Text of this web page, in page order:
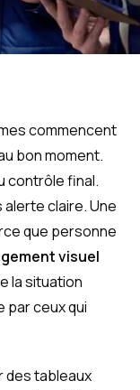
commencent
bon moment.
contrôle final.
alerte claire. Une
que personne
visuel
la situation
par ceux qui
des tableaux